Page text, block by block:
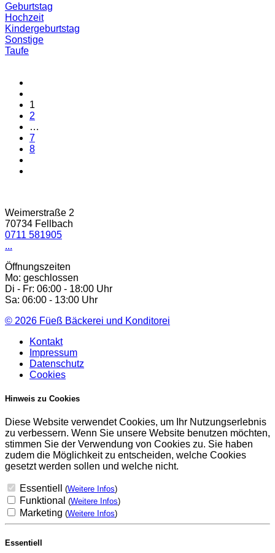
Geburtstag
Hochzeit
Kindergeburtstag
Sonstige
Taufe
1
2
…
7
8
Weimerstraße 2
70734 Fellbach
0711 581905
...
Öffnungszeiten
Mo: geschlossen
Di - Fr: 06:00 - 18:00 Uhr
Sa: 06:00 - 13:00 Uhr
© 2026 Füeß Bäckerei und Konditorei
Kontakt
Impressum
Datenschutz
Cookies
Hinweis zu Cookies
Diese Website verwendet Cookies, um Ihr Nutzungserlebnis
zu verbessern. Wenn Sie unsere Website benutzen möchten,
stimmen Sie der Verwendung von Cookies zu. Sie haben
zudem die Möglichkeit zu entscheiden, welche Cookies
gesetzt werden sollen und welche nicht.
Essentiell (Weitere Infos)
Funktional (Weitere Infos)
Marketing (Weitere Infos)
Essentiell